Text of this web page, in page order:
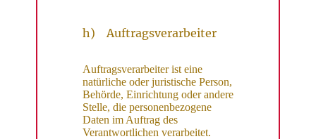
h) Auftragsverarbeiter
Auftragsverarbeiter ist eine
natürliche oder juristische Person,
Behörde, Einrichtung oder andere
Stelle, die personenbezogene
Daten im Auftrag des
Verantwortlichen verarbeitet.